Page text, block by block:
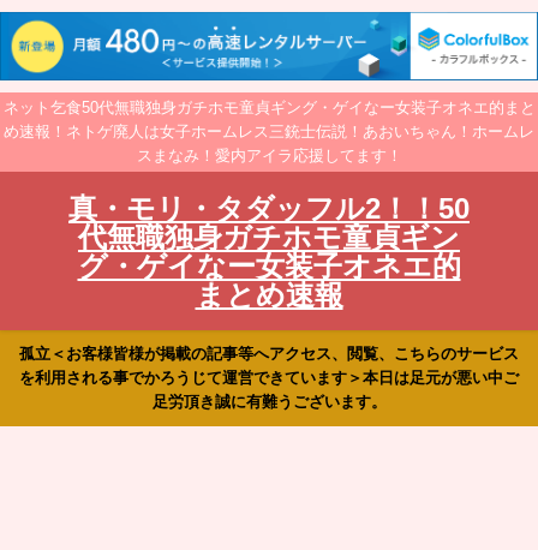
ネット乞食50代無職独身ガチホモ童貞ギング・ゲイなー女装子オネエ的まと
め速報！ネトゲ廃人は女子ホームレス三銃士伝説！あおいちゃん！ホームレ
スまなみ！愛内アイラ応援してます！
真・モリ・タダッフル2！！50
代無職独身ガチホモ童貞ギン
グ・ゲイなー女装子オネエ的
まとめ速報
孤立＜お客様皆様が掲載の記事等へアクセス、閲覧、こちらのサービス
を利用される事でかろうじて運営できています＞本日は足元が悪い中ご
足労頂き誠に有難うございます。